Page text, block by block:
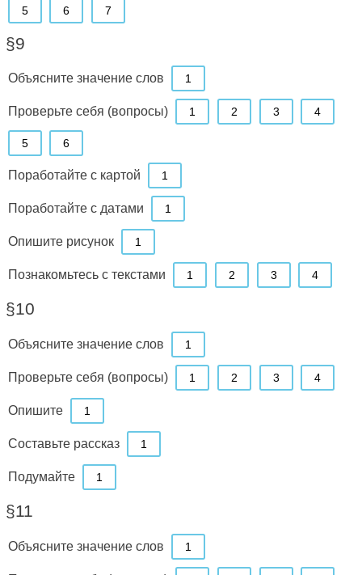
5 6 7
§9
Объясните значение слов 1
Проверьте себя (вопросы) 1 2 3 4
5 6
Поработайте с картой 1
Поработайте с датами 1
Опишите рисунок 1
Познакомьтесь с текстами 1 2 3 4
§10
Объясните значение слов 1
Проверьте себя (вопросы) 1 2 3 4
Опишите 1
Составьте рассказ 1
Подумайте 1
§11
Объясните значение слов 1